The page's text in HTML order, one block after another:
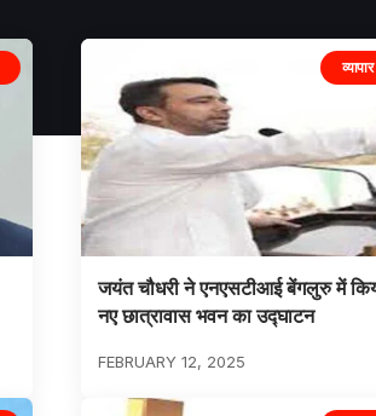
व्यापार
जयंत चौधरी ने एनएसटीआई बेंगलुरु में
नए छात्रावास भवन का उद्घाटन
FEBRUARY 12, 2025